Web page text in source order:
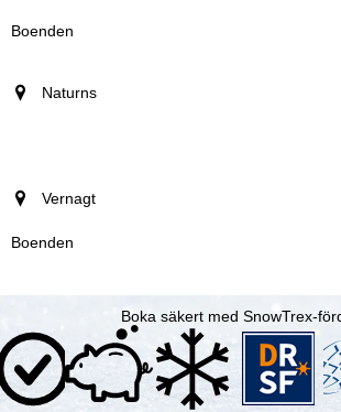
Boenden
Naturns
Vernagt
Boka säkert med SnowTrex-